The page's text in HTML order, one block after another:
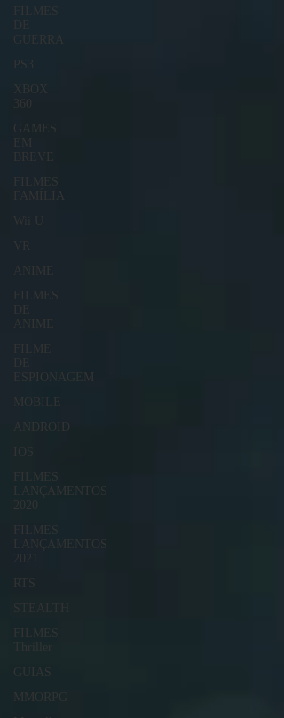
FILMES
DE
GUERRA
PS3
XBOX
360
GAMES
EM
BREVE
FILMES
FAMÍLIA
Wii U
VR
ANIME
FILMES
DE
ANIME
FILME
DE
ESPIONAGEM
MOBILE
ANDROID
IOS
FILMES
LANÇAMENTOS
2020
FILMES
LANÇAMENTOS
2021
RTS
STEALTH
FILMES
Thriller
GUIAS
MMORPG